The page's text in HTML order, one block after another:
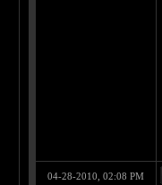
04-28-2010, 02:08 PM